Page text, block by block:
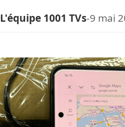
L'équipe 1001 TVs-9 mai